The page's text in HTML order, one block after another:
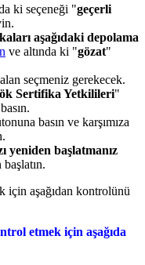
ki seçeneği "geçerli
aşağıdaki depolama
ve altında ki "gözat"
seçmeniz gerekecek.
Sertifika Yetkilileri"
basın ve karşımıza
yeniden başlatmanız
için aşağıdan kontrolünü
etmek için aşağıda